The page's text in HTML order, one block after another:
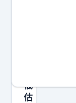
低
估